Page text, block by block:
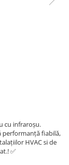
cu infraroșu.
performanță fiabilă,
HVAC si de
✅